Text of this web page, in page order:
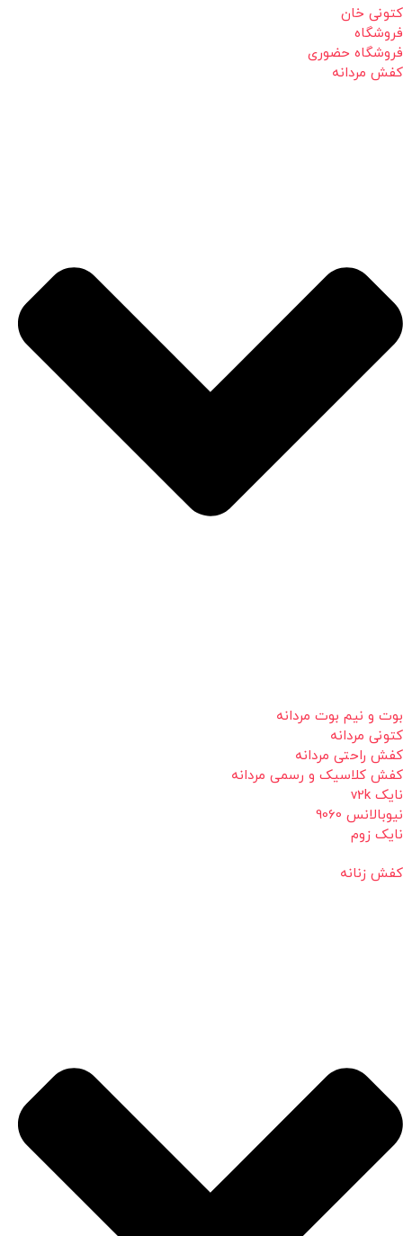
کتونی خان
فروشگاه
فروشگاه حضوری
کفش مردانه
بوت و نیم بوت مردانه
کتونی مردانه
کفش راحتی مردانه
کفش کلاسیک و رسمی مردانه
نایک v2k
نیوبالانس 9060
نایک زوم
کفش زنانه